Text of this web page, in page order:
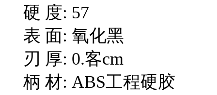
硬 度: 57
表 面: 氧化黑
刃 厚: 0.客cm
柄 材: ABS工程硬胶